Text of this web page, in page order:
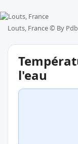
Louts, France © By
l'eau